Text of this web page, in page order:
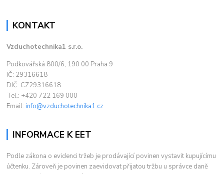
KONTAKT
Vzduchotechnika1 s.r.o.
Podkovářská 800/6, 190 00 Praha 9
IČ: 29316618
DIČ: CZ29316618
Tel.: +420 722 169 000
Email:info@vzduchotechnika1.cz
INFORMACE K EET
Podle zákona o evidenci tržeb je prodávající povinen vystavit kupujícímu
účtenku. Zároveň je povinen zaevidovat přijatou tržbu u správce daně